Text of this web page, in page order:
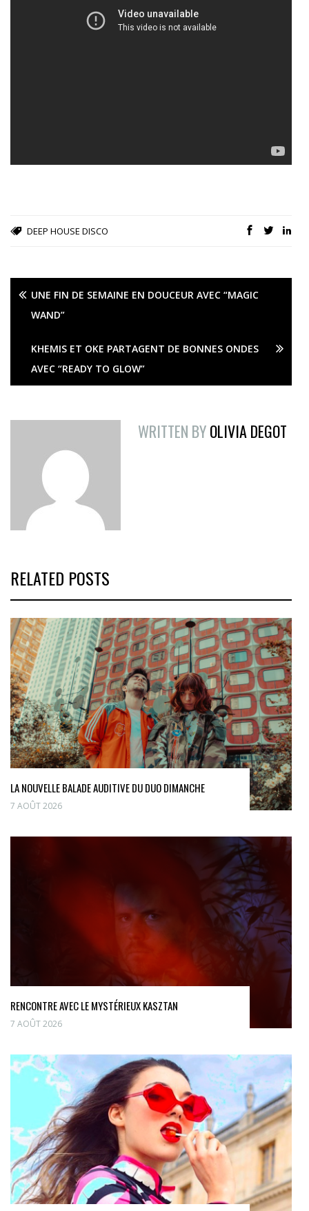
DEEP HOUSE DISCO
UNE FIN DE SEMAINE EN DOUCEUR AVEC “MAGIC
WAND”
KHEMIS ET OKE PARTAGENT DE BONNES ONDES
AVEC “READY TO GLOW”
WRITTEN BYOLIVIA DEGOT
RELATED POSTS
LA NOUVELLE BALADE AUDITIVE DU DUO DIMANCHE
7 AOÛT 2026
RENCONTRE AVEC LE MYSTÉRIEUX KASZTAN
7 AOÛT 2026